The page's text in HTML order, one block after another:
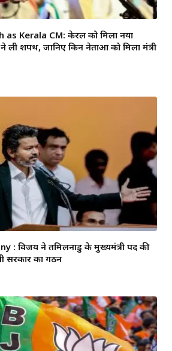
Kerala CM: केरल को मिला नया
ली शपथ, जानिए किन नेताओं को मिला मंत्री
: विजय ने तमिलनाडु के मुख्यमंत्री पद की
सरकार का गठन